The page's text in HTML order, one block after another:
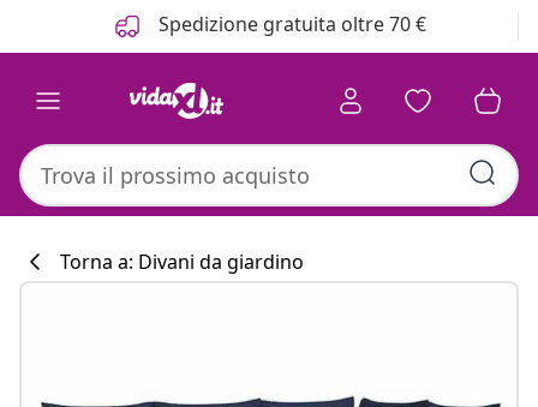
Spedizione gratuita oltre 70 €
Torna a: Divani da giardino